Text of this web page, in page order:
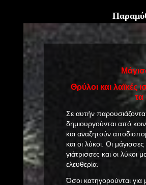
Θρύλοι και λαϊκές
τα
Σε αυτήν
δημιουργούνται από
και αναζητούν
και οι λύκοι. Οι
γιάτρισσες και οι λύκοι
ελευθερία.
Όσοι κατηγορούνται για